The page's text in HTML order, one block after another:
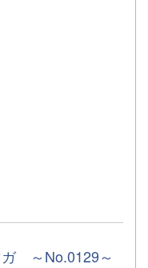
ガ ～No.0129～